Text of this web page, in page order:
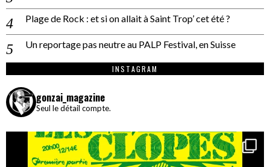
Plage de Rock : et si on allait à Saint Trop’ cet été ?
Un reportage pas neutre au PALP Festival, en Suisse
INSTAGRAM
gonzai_magazine
Seul le détail compte.